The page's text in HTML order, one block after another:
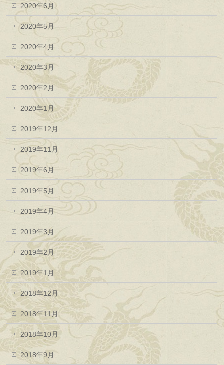
2020年6月
2020年5月
2020年4月
2020年3月
2020年2月
2020年1月
2019年12月
2019年11月
2019年6月
2019年5月
2019年4月
2019年3月
2019年2月
2019年1月
2018年12月
2018年11月
2018年10月
2018年9月